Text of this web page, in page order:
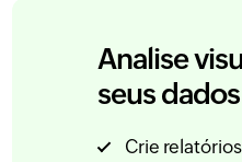
Analise
seus dados
Crie